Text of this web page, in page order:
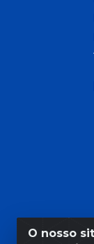
O nosso